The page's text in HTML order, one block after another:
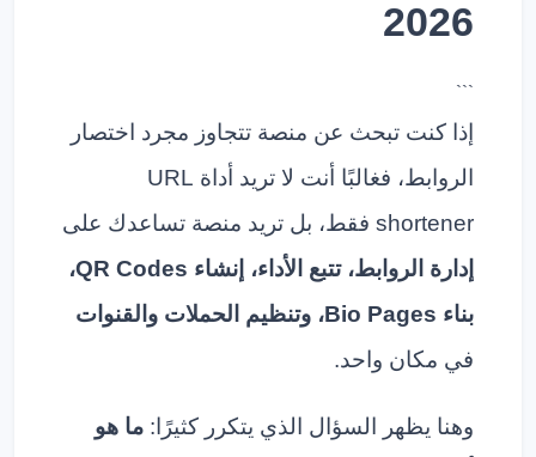
2026
```
إذا كنت تبحث عن منصة تتجاوز مجرد اختصار
الروابط، فغالبًا أنت لا تريد أداة URL
shortener فقط، بل تريد منصة تساعدك على
إدارة الروابط، تتبع الأداء، إنشاء QR Codes،
بناء Bio Pages، وتنظيم الحملات والقنوات
في مكان واحد.
وهنا يظهر السؤال الذي يتكرر كثيرًا: ما هو